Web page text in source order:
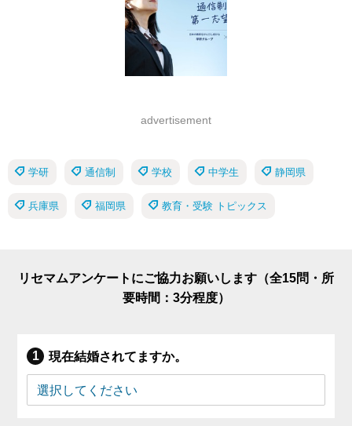
advertisement
学研 通信制 学校 中学生 静岡県
兵庫県 福岡県 教育・受験 トピックス
リセマムアンケートにご協力お願いします（全15問・所
要時間：3分程度）
現在結婚されてますか。